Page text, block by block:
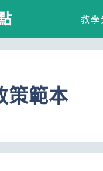
教學
策範本